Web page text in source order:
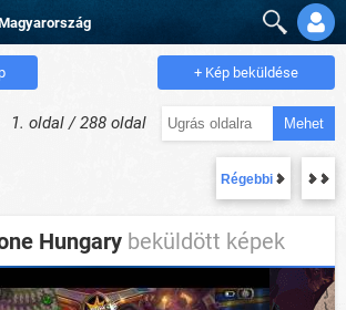
+ Kép beküldése
1. oldal / 288 oldal Mehet
Régebbi
Hungary beküldött képek